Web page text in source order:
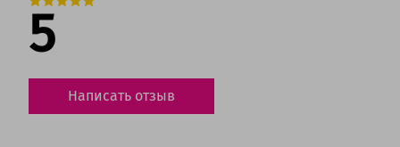
5
Написать отзыв